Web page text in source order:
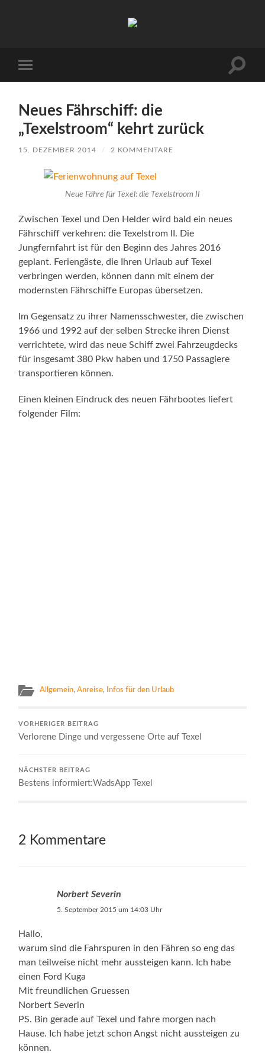
Familie
Menü
Neues Fährschiff: die
„Texelstroom“ kehrt zurück
15. DEZEMBER 2014 / 2 KOMMENTARE
Neue Fähre für Texel: die Texelstroom II
Zwischen Texel und Den Helder wird bald ein neues
Fährschiff verkehren: die Texelstrom II. Die
Jungfernfahrt ist für den Beginn des Jahres 2016
geplant. Feriengäste, die Ihren Urlaub auf Texel
verbringen werden, können dann mit einem der
modernsten Fährschiffe Europas übersetzen.
Im Gegensatz zu ihrer Namensschwester, die zwischen
1966 und 1992 auf der selben Strecke ihren Dienst
verrichtete, wird das neue Schiff zwei Fahrzeugdecks
für insgesamt 380 Pkw haben und 1750 Passagiere
transportieren können.
Einen kleinen Eindruck des neuen Fährbootes liefert
folgender Film:
Allgemein,Anreise, Infos für den Urlaub
VORHERIGER BEITRAG
Verlorene Dinge und vergessene Orte auf Texel
NÄCHSTER BEITRAG
Bestens informiert:WadsApp Texel
2 Kommentare
Norbert Severin
5. September 2015 um 14:03 Uhr
Hallo,
warum sind die Fahrspuren in den Fähren so eng das
man teilweise nicht mehr aussteigen kann. Ich habe
einen Ford Kuga
Mit freundlichen Gruessen
Norbert Severin
PS. Bin gerade auf Texel und fahre morgen nach
Hause. Ich habe jetzt schon Angst nicht aussteigen zu
können.